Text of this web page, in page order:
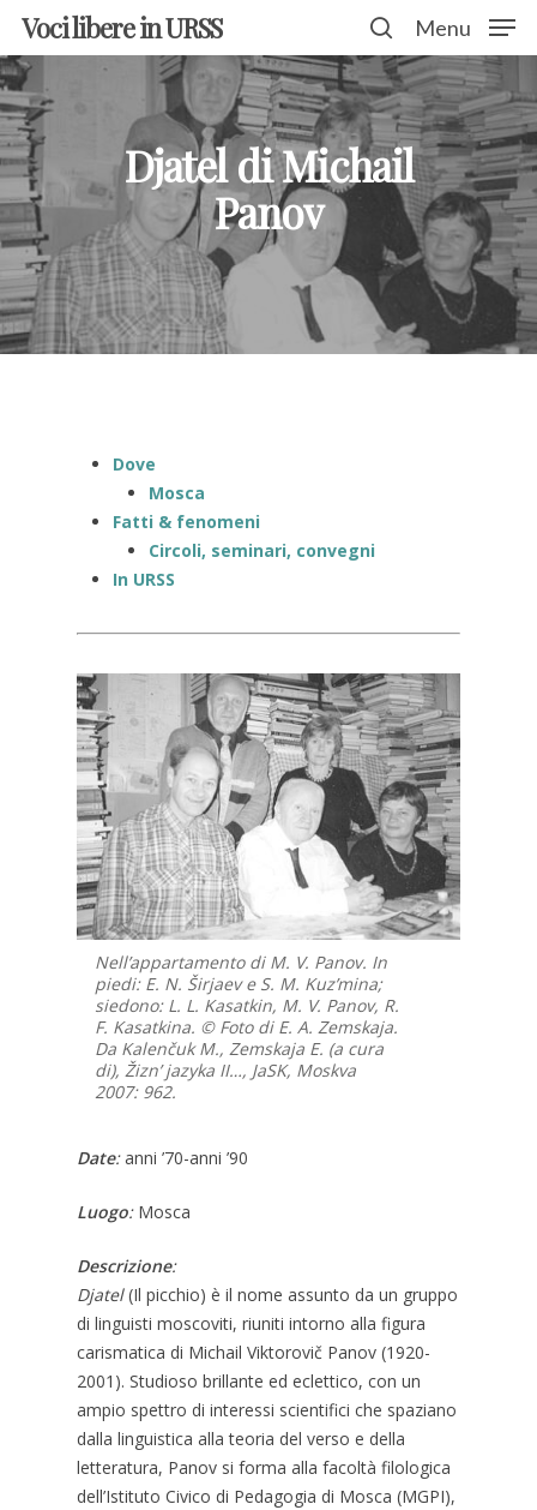
Hit enter to search or ESC to close
Voci libere in URSS Menu
Djatel di Michail
Panov
Dove
Mosca
Fatti & fenomeni
Circoli, seminari, convegni
In URSS
Nell’appartamento di M. V. Panov. In
piedi: E. N. Širjaev e S. M. Kuz’mina;
siedono: L. L. Kasatkin, M. V. Panov, R.
F. Kasatkina. © Foto di E. A. Zemskaja.
Da Kalenčuk M., Zemskaja E. (a cura
di), Žizn’ jazyka II…, JaSK, Moskva
2007: 962.
Date:anni ’70-anni ’90
Luogo:Mosca
Descrizione:
Djatel(Il picchio) è il nome assunto da un gruppo
di linguisti moscoviti, riuniti intorno alla figura
carismatica di Michail Viktorovič Panov (1920-
2001). Studioso brillante ed eclettico, con un
ampio spettro di interessi scientifici che spaziano
dalla linguistica alla teoria del verso e della
letteratura, Panov si forma alla facoltà filologica
dell’Istituto Civico di Pedagogia di Mosca (MGPI),